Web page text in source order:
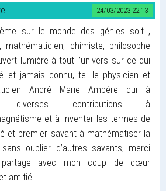
24/03/2023 22:13
sur le monde des génies soit ,
mathématicien, chimiste, philosophe
lumière à tout l’univers sur ce qui
et jamais connu, tel le physicien et
André Marie Ampère qui à
diverses contributions à
et à inventer les termes de
et premier savant à mathématiser la
sans oublier d’autres savants, merci
avec mon coup de cœur
amitié.